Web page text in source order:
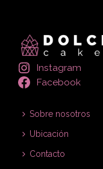
Instagram
Facebook
Sobre nosotros
Ubicación
Contacto